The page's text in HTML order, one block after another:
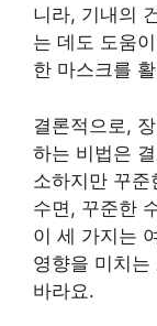
니라, 기내의
는 데도 도움
한 마스크를
결론적으로,
하는 비법은
소하지만 꾸
수면, 꾸준한
이 세 가지는
영향을 미치는
바라요.